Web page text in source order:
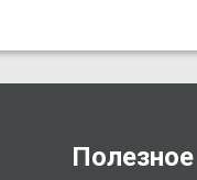
Полезное